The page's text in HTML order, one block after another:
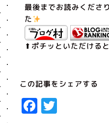
最後までお読みくださ
た
⬆︎ポチッといただける
この記事をシェアする
Facebook